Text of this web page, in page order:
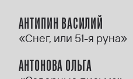
АНТИПИН ВАСИЛИЙ
«Снег, или 51-я руна»
АНТОНОВА ОЛЬГА